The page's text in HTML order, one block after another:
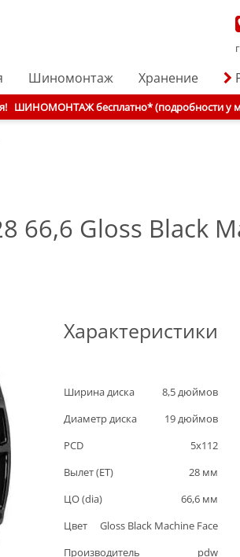
Шиномонтаж Хранение
ШИНОМОНТАЖ бесплатно* (подробности у
66,6 Gloss Black
Характеристики
Ширина диска 8,5дюймов
Диаметр диска
19дюймов
PCD
5x112
Вылет (ET)
28 мм
ЦО (dia)
66,6 мм
Цвет
Gloss Black Machine Face
Производитель
pdw